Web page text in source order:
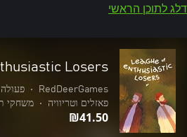
דלג לתוכן הראשי
Losers
RedDeerGames
•
פאזלים וטריוויה
• משחקי
‪₪‎41.50‬